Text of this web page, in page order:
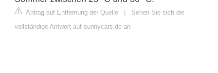
Antrag auf Entfernung der Quelle
Sehen Sie sich die
vollständige Antwort auf sunnycars.de an